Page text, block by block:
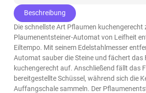
Beschreibung
Die schnellste Art Pflaumen kuchengerecht
Plaumenentsteiner-Automat von Leifheit
Eiltempo. Mit seinem Edelstahlmesser
Automat sauber die Steine und fächert das
kuchengerecht auf. Anschließend fällt das
bereitgestellte Schüssel, während sich die
Auffangschale sammeln. Der